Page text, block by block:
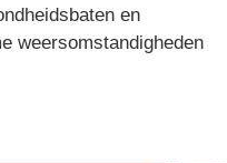
en
weersomstandigheden